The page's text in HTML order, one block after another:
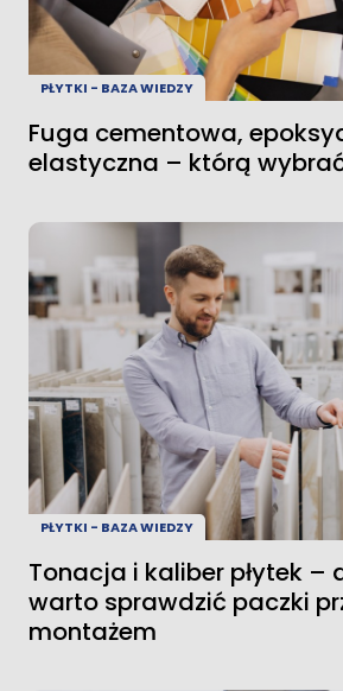
PŁYTKI - BAZA WIEDZY
Fuga cementowa,
elastyczna – którą
PŁYTKI - BAZA WIEDZY
Tonacja i kaliber płytek –
warto sprawdzić paczki
montażem